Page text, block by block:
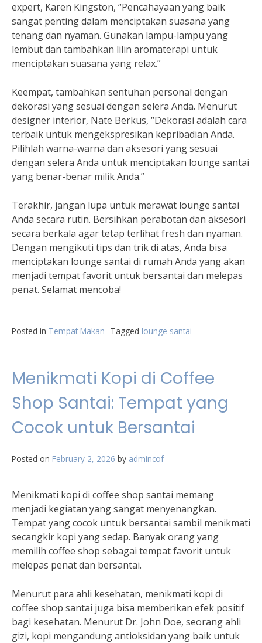
expert, Karen Kingston, “Pencahayaan yang baik
sangat penting dalam menciptakan suasana yang
tenang dan nyaman. Gunakan lampu-lampu yang
lembut dan tambahkan lilin aromaterapi untuk
menciptakan suasana yang relax.”
Keempat, tambahkan sentuhan personal dengan
dekorasi yang sesuai dengan selera Anda. Menurut
designer interior, Nate Berkus, “Dekorasi adalah cara
terbaik untuk mengekspresikan kepribadian Anda.
Pilihlah warna-warna dan aksesori yang sesuai
dengan selera Anda untuk menciptakan lounge santai
yang benar-benar milik Anda.”
Terakhir, jangan lupa untuk merawat lounge santai
Anda secara rutin. Bersihkan perabotan dan aksesori
secara berkala agar tetap terlihat fresh dan nyaman.
Dengan mengikuti tips dan trik di atas, Anda bisa
menciptakan lounge santai di rumah Anda yang akan
menjadi tempat favorit untuk bersantai dan melepas
penat. Selamat mencoba!
Posted in Tempat Makan Tagged lounge santai
Menikmati Kopi di Coffee
Shop Santai: Tempat yang
Cocok untuk Bersantai
Posted on February 2, 2026 by admincof
Menikmati kopi di coffee shop santai memang
menjadi kegiatan yang sangat menyenangkan.
Tempat yang cocok untuk bersantai sambil menikmati
secangkir kopi yang sedap. Banyak orang yang
memilih coffee shop sebagai tempat favorit untuk
melepas penat dan bersantai.
Menurut para ahli kesehatan, menikmati kopi di
coffee shop santai juga bisa memberikan efek positif
bagi kesehatan. Menurut Dr. John Doe, seorang ahli
gizi, kopi mengandung antioksidan yang baik untuk